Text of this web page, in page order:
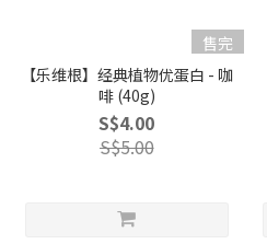
售完
【乐维根】经典植物优蛋白 - 咖
啡 (40g)
S$4.00
S$5.00